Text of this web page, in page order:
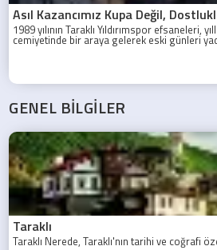
Asıl Kazancımız Kupa Değil,
1989 yılının Taraklı Yıldırımspor efsaneleri,
cemiyetinde bir araya gelerek eski günleri
GENEL BİLGİLER
Taraklı
Taraklı Nerede, Taraklı'nın tarihi ve coğrafi